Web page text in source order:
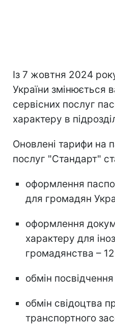
Із 7 жовтня 2024
України змінюється
сервісних послуг
характеру в
Оновлені тарифи на
послуг "Стандарт"
оформлення
для громадян
оформлення
характеру для
громадянства –
обмін
обмін свідоцтва
транспортного